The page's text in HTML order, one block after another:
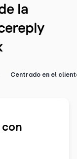
la
Centrado en el
con